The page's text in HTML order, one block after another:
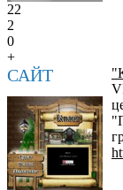
22
2
0
+
САЙТ